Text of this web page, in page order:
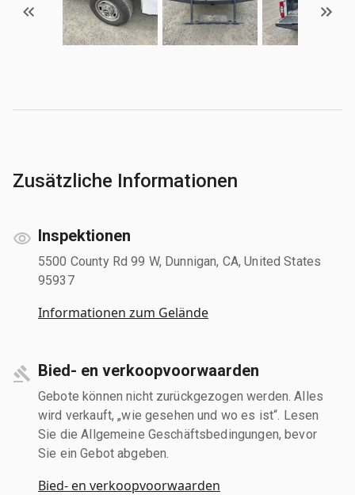
Zusätzliche Informationen
Inspektionen
5500 County Rd 99 W, Dunnigan, CA, United States
95937
Informationen zum Gelände
Bied- en verkoopvoorwaarden
Gebote können nicht zurückgezogen werden. Alles
wird verkauft, „wie gesehen und wo es ist“. Lesen
Sie die Allgemeine Geschäftsbedingungen, bevor
Sie ein Gebot abgeben.
Bied- en verkoopvoorwaarden